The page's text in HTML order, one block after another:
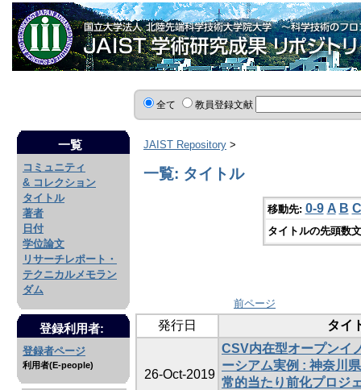
全て 教員登録文献
一覧
コミュニティ
& コレクション
タイトル
著者
日付
学位論文
リサーチレポート・
テクニカルメモラン
ダム
登録利用者:
登録者ページ
利用者(E-people)
JAIST Repository >
一覧: タイトル
移動先: 0-9 A B C
タイトルの先頭数
前ページ
発行日 タイ
26-Oct-2019
CSV内在型オープンイ
ーシアム実例 : 神奈川
常的当たり前化プロジ